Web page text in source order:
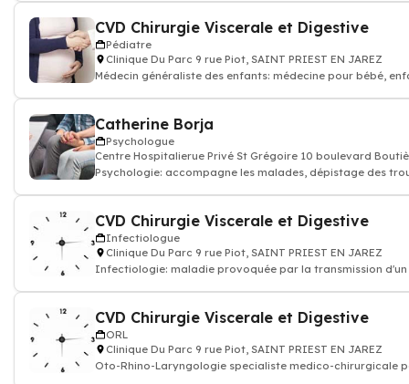
CVD Chirurgie Viscerale et Digestive
Pédiatre
Clinique Du Parc 9 rue Piot, SAINT PRIEST EN JAREZ
Médecin généraliste des enfants: médecine pour bébé,
Catherine Borja
Psychologue
Centre Hospitalierue Privé St Grégoire 10 boulevard
Psychologie: accompagne les malades, dépistage des troubles du
CVD Chirurgie Viscerale et Digestive
Infectiologue
Clinique Du Parc 9 rue Piot, SAINT PRIEST EN JAREZ
Infectiologie: maladie provoquée par la transmission
CVD Chirurgie Viscerale et Digestive
ORL
Clinique Du Parc 9 rue Piot, SAINT PRIEST EN JAREZ
Oto-Rhino-Laryngologie specialiste medico-chirurgicale